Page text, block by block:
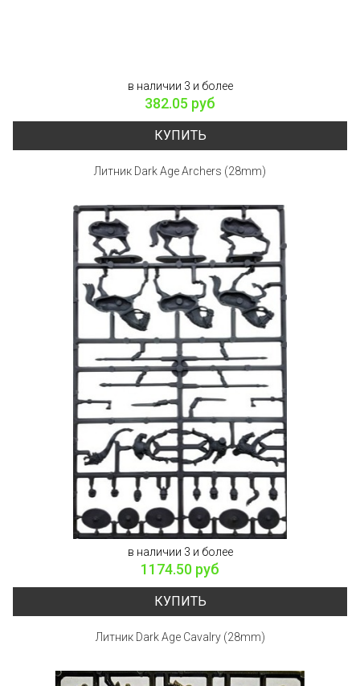
в наличии 3 и более
382.05 руб
КУПИТЬ
Литник Dark Age Archers (28mm)
в наличии 3 и более
1174.50 руб
КУПИТЬ
Литник Dark Age Cavalry (28mm)